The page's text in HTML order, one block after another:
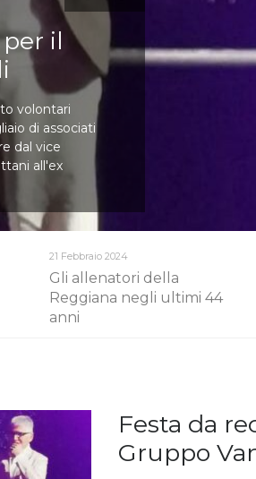
il
volontari
di associati
dal vice
all'ex
21 Febbraio 2024
Gli allenatori della
Reggiana negli ultimi 44
anni
Festa da
Gruppo